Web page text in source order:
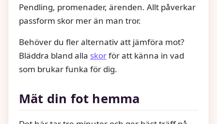
Pendling, promenader, ärenden. Allt påverkar
passform skor mer än man tror.
Behöver du fler alternativ att jämföra mot?
Bläddra bland alla skorför att känna in vad
som brukar funka för dig.
Mät din fot hemma